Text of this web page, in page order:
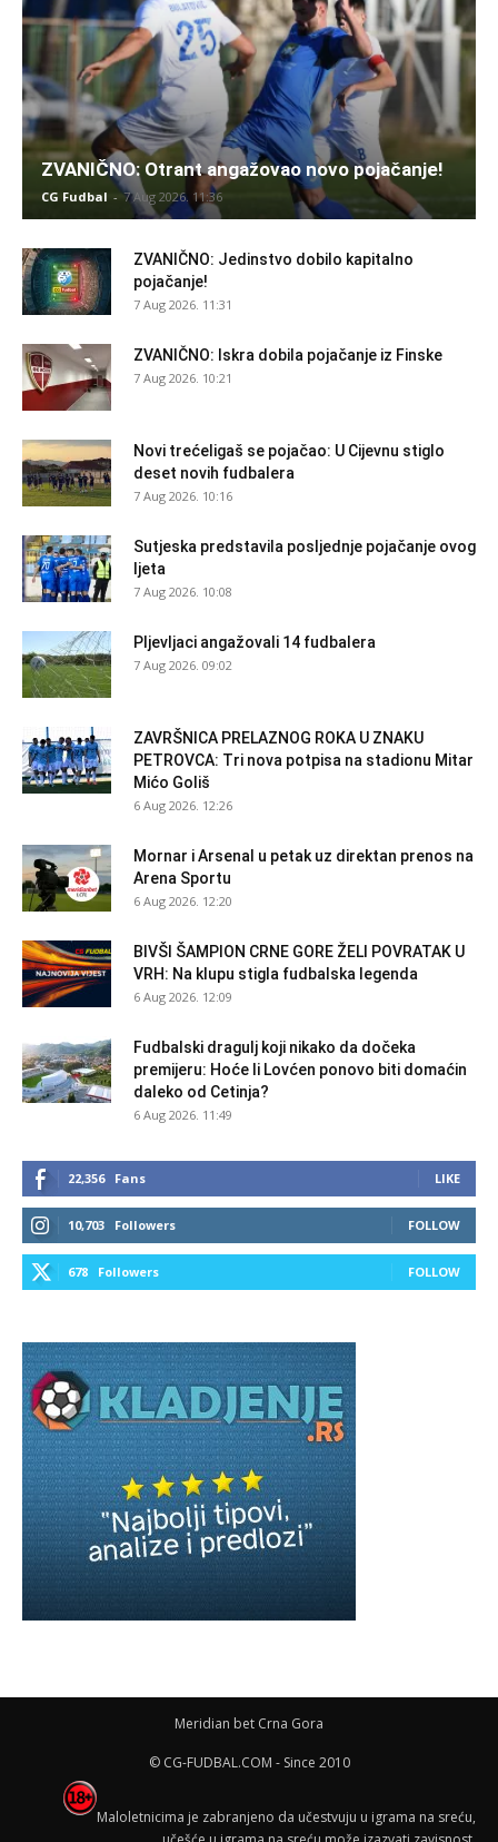
ZVANIČNO: Otrant angažovao novo pojačanje!
CG Fudbal - 7 Aug 2026. 11:36
ZVANIČNO: Jedinstvo dobilo kapitalno
pojačanje!
7 Aug 2026. 11:31
ZVANIČNO: Iskra dobila pojačanje iz Finske
7 Aug 2026. 10:21
Novi trećeligaš se pojačao: U Cijevnu stiglo
deset novih fudbalera
7 Aug 2026. 10:16
Sutjeska predstavila posljednje pojačanje ovog
ljeta
7 Aug 2026. 10:08
Pljevljaci angažovali 14 fudbalera
7 Aug 2026. 09:02
ZAVRŠNICA PRELAZNOG ROKA U ZNAKU
PETROVCA: Tri nova potpisa na stadionu Mitar
Mićo Goliš
6 Aug 2026. 12:26
Mornar i Arsenal u petak uz direktan prenos na
Arena Sportu
6 Aug 2026. 12:20
BIVŠI ŠAMPION CRNE GORE ŽELI POVRATAK U
VRH: Na klupu stigla fudbalska legenda
6 Aug 2026. 12:09
Fudbalski dragulj koji nikako da dočeka
premijeru: Hoće li Lovćen ponovo biti domaćin
daleko od Cetinja?
6 Aug 2026. 11:49
22,356 Fans LIKE
10,703 Followers FOLLOW
678 Followers FOLLOW
Meridian bet Crna Gora
© CG-FUDBAL.COM - Since 2010
Maloletnicima je zabranjeno da učestvuju u igrama na sreću,